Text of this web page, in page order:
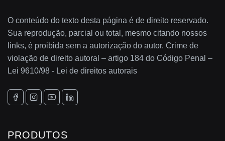
O conteúdo do texto desta página é de direito reservado.
Sua reprodução, parcial ou total, mesmo citando nossos
links, é proibida sem a autorização do autor. Crime de
violação de direito autoral – artigo 184 do Código Penal –
Lei 9610/98 - Lei de direitos autorais
PRODUTOS